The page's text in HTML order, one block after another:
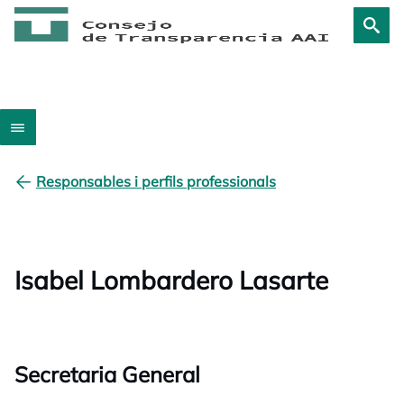
Responsables i perfils professionals
Isabel Lombardero Lasarte
Secretaria General